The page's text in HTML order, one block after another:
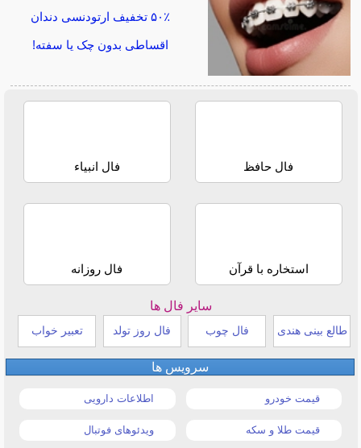
۵۰٪ تخفیف ارتودنسی دندان
اقساطی بدون چک یا سفته!
فال حافظ فال انبیاء
استخاره با قرآن فال روزانه
سایر فال ها
طالع بینی هندی فال چوب فال روز تولد تعبیر خواب
سرویس ها
قیمت خودرو اطلاعات دارویی
قیمت طلا و سکه ویدئوهای فوتبال